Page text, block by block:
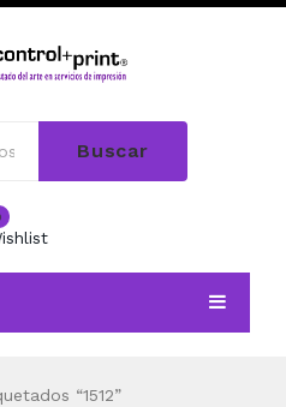
Buscar
“1512”